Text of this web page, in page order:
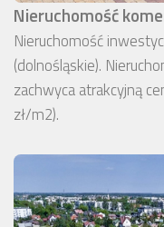
Nieruchomość
Nieruchomość
(dolnośląskie).
zachwyca atrakcyjną
zł/m2).